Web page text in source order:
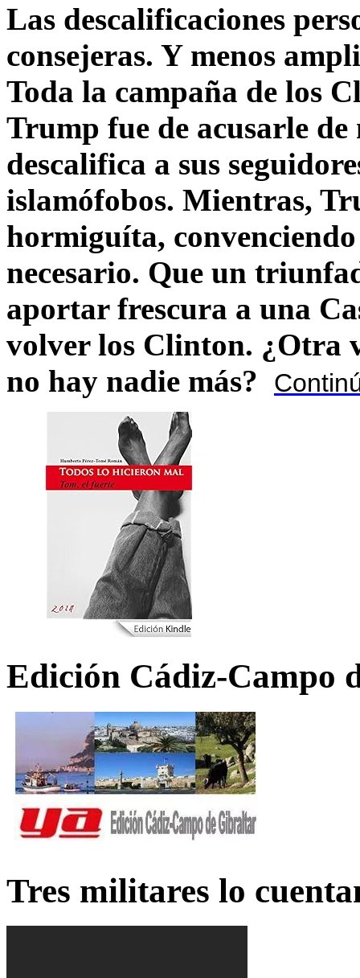
Las descalificaciones
consejeras. Y menos
Toda la campaña de los
Trump fue de acusarle
descalifica a sus
islamófobos. Mientras,
hormiguíta,
necesario. Que un
aportar frescura a una
volver los Clinton. ¿Otra
no hay nadie más?
Edición Cádiz-Campo
Tres militares lo